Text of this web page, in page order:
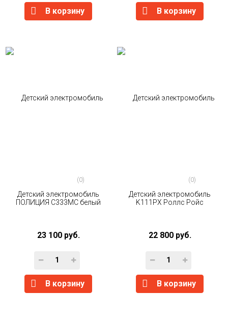
В корзину В корзину
(0)
Детский электромобиль
ПОЛИЦИЯ C333MC белый
23 100 руб.
В корзину
(0)
Детский электромобиль
K111PX Роллс Ройс
22 800 руб.
В корзину